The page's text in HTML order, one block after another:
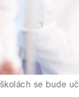
se bude